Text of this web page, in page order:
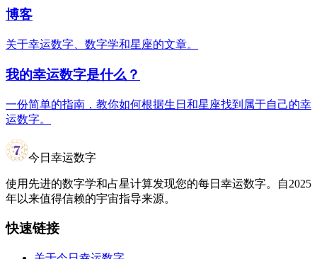
博客
关于幸运数字、数字学和星座的文章。
我的幸运数字是什么？
一份简单的指南，教你如何根据生日和星座找到属于自己的幸
运数字。
今日幸运数字
使用先进的数字学和占星计算发现您的每日幸运数字。自2025
年以来值得信赖的宇宙指导来源。
快速链接